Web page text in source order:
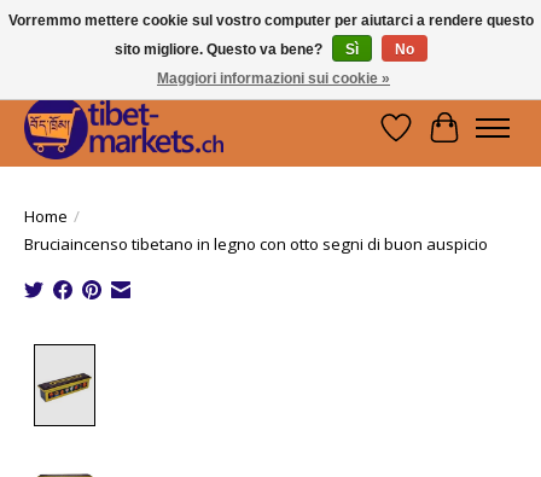
Handwerkskunst vom Dach der Welt.
Holen Sie sich ein Stück Tibet.
Lista deiCarrello
Home /
Bruciaincenso tibetano in legno con otto segni di buon auspicio
Vorremmo mettere cookie sul vostro computer per aiutarci a rendere questo
sito migliore. Questo va bene?
Sì
No
Maggiori informazioni sui cookie »